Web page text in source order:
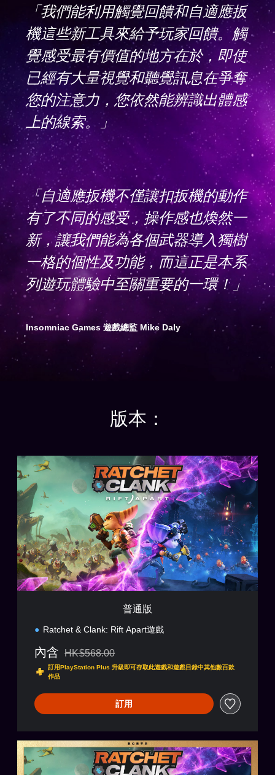
「我們能利用觸覺回饋和自適應扳
機這些新工具來給予玩家回饋。觸
覺感受最有價值的地方在於，即使
已經有大量視覺和聽覺訊息在爭奪
您的注意力，您依然能辨識出體感
上的線索。」
「自適應扳機不僅讓扣扳機的動作
有了不同的感受，操作感也煥然一
新，讓我們能為各個武器導入獨樹
一格的個性及功能，而這正是本系
列遊玩體驗中至關重要的一環！」
Insomniac Games 遊戲總監 Mike Daly
版本：
普
通
普通版
Ratchet & Clank: Rift Apart遊戲
內含 折扣前原價為HK$568.00
HK$568.00
訂用PlayStation Plus 升級即可存取此遊戲和遊戲目錄中其他數百款
作品
訂用
數
位
豪